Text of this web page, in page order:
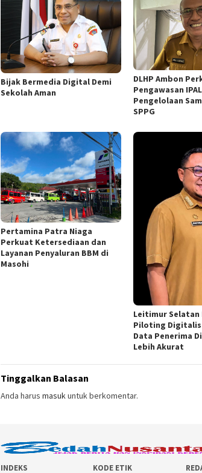
Bijak Bermedia Digital Demi
Sekolah Aman
DLHP Ambon
Pengawasan
Pengelolaan
SPPG
Pertamina Patra Niaga
Perkuat Ketersediaan dan
Layanan Penyaluran BBM di
Masohi
Leitimur Selatan
Piloting
Data Penerima
Lebih Akurat
Tinggalkan Balasan
Anda harus masukuntuk berkomentar.
INDEKS KODE ETIK